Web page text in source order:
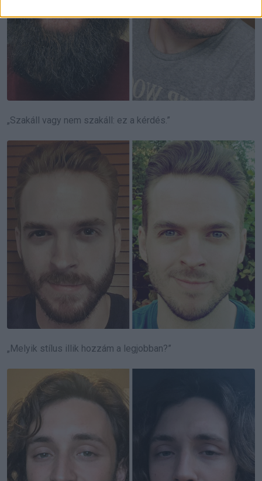
„Szakáll vagy nem szakáll: ez a kérdés.”
„Melyik stílus illik hozzám a legjobban?”